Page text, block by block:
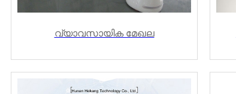
വ്യാവസായിക മേഖല